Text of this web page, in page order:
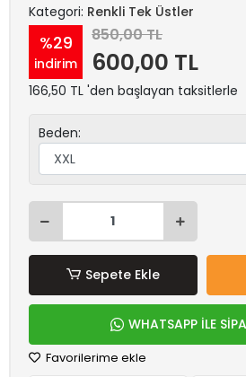
Kategori: Renkli Tek Üstler
%29
indirim
850,00 TL
600,00 TL
166,50 TL 'den başlayan taksitlerle
Beden:
Sepete Ekle
WHATSAPP İLE
Favorilerime ekle